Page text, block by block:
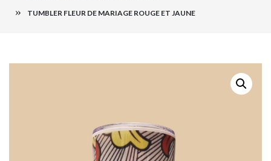
TUMBLER FLEUR DE MARIAGE ROUGE ET JAUNE